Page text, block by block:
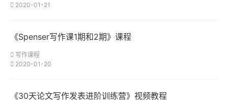
2020-01-21
《Spenser写作课1期和2期》课程
写作课程
2020-01-20
《30天论文写作发表进阶训练营》视频教程